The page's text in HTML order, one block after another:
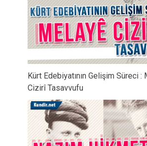
Kürt Edebiyatının Gelişim Süreci :
Cizirî Tasavvufu